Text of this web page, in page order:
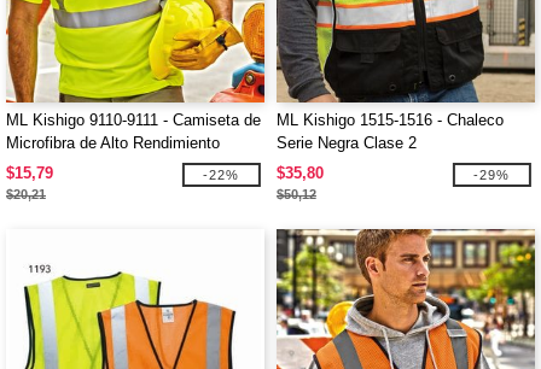
ML Kishigo 9110-9111 - Camiseta de
Microfibra de Alto Rendimiento
$15,79
$20,21
-22%
ML Kishigo 1515-1516 - Chaleco
Serie Negra Clase 2
$35,80
$50,12
-29%